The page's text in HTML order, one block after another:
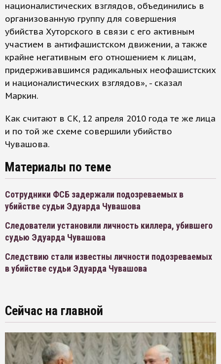
националистических взглядов, объединились в
организованную группу для совершения
убийства Хуторского в связи с его активным
участием в антифашистском движении, а также
крайне негативным его отношением к лицам,
придерживавшимся радикальных неофашистских
и националистических взглядов», - сказал
Маркин.
Как считают в СК, 12 апреля 2010 года те же лица
и по той же схеме совершили убийство
Чувашова.
Материалы по теме
Сотрудники ФСБ задержали подозреваемых в
убийстве судьи Эдуарда Чувашова
Следователи установили личность киллера, убившего
судью Эдуарда Чувашова
Следствию стали известны личности подозреваемых
в убийстве судьи Эдуарда Чувашова
Сейчас на главной